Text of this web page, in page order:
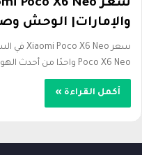
والإمارات| الوحش
Poco X6 Neo واحدًا من أحدث الهواتف الذكية التي…
أكمل القراءة »